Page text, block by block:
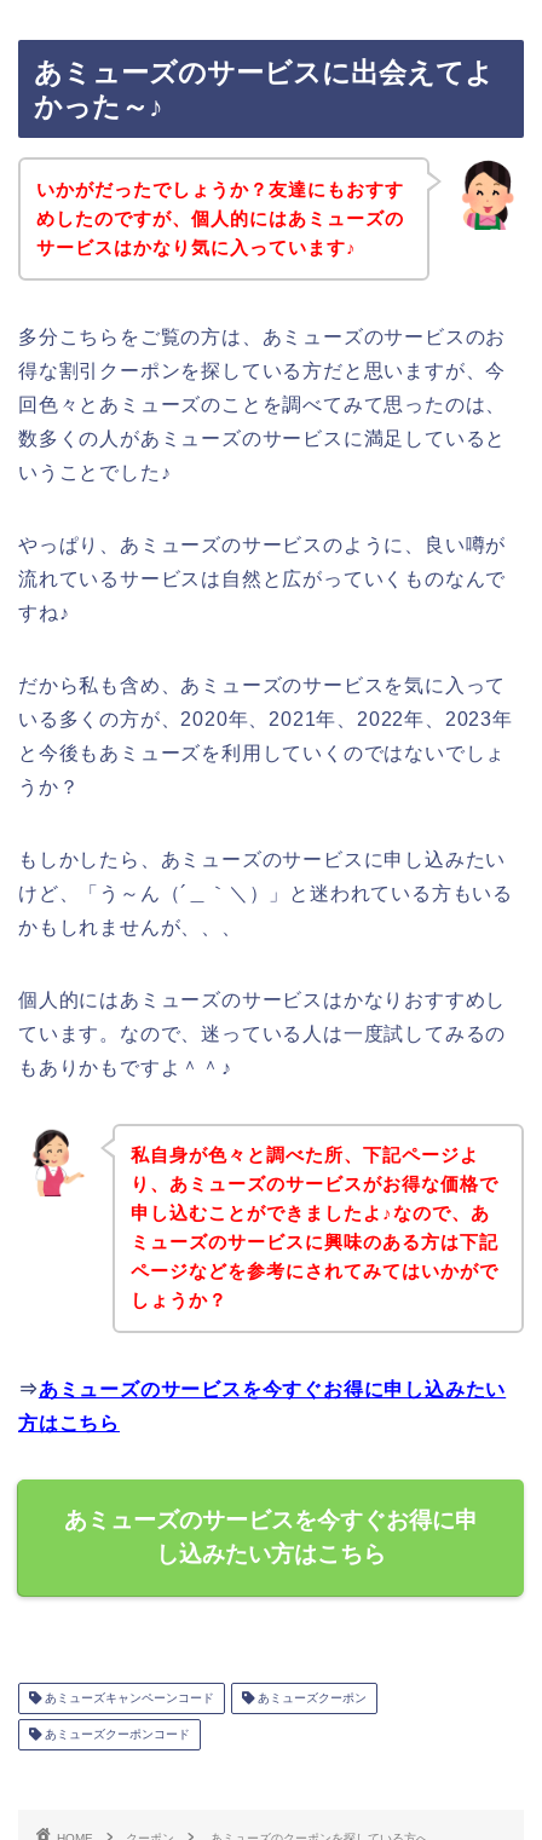
あミューズのサービスに出会えてよ
かった～♪
いかがだったでしょうか？友達にもおすす
めしたのですが、個人的にはあミューズの
サービスはかなり気に入っています♪
多分こちらをご覧の方は、あミューズのサービスのお
得な割引クーポンを探している方だと思いますが、今
回色々とあミューズのことを調べてみて思ったのは、
数多くの人があミューズのサービスに満足していると
いうことでした♪
やっぱり、あミューズのサービスのように、良い噂が
流れているサービスは自然と広がっていくものなんで
すね♪
だから私も含め、あミューズのサービスを気に入って
いる多くの方が、2020年、2021年、2022年、2023年
と今後もあミューズを利用していくのではないでしょ
うか？
もしかしたら、あミューズのサービスに申し込みたい
けど、「う～ん（´＿｀＼）」と迷われている方もいる
かもしれませんが、、、
個人的にはあミューズのサービスはかなりおすすめし
ています。なので、迷っている人は一度試してみるの
もありかもですよ＾＾♪
私自身が色々と調べた所、下記ページよ
り、あミューズのサービスがお得な価格で
申し込むことができましたよ♪なので、あ
ミューズのサービスに興味のある方は下記
ページなどを参考にされてみてはいかがで
しょうか？
⇒あミューズのサービスを今すぐお得に申し込みたい
方はこちら
あミューズのサービスを今すぐお得に申
し込みたい方はこちら
あミューズキャンペーンコード あミューズクーポン
あミューズクーポンコード